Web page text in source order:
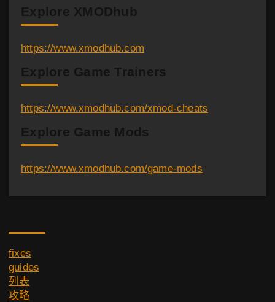
Explore XMODhub
https://www.xmodhub.com
Explore Game Trainers
https://www.xmodhub.com/xmod-cheats
Explore Game Mods
https://www.xmodhub.com/game-mods
fixes
guides
列表
攻略